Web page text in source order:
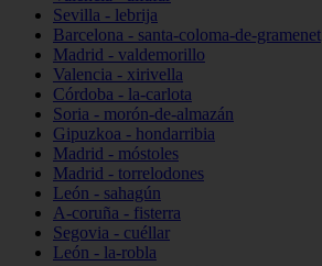
Sevilla - lebrija
Barcelona - santa-coloma-de-gramenet
Madrid - valdemorillo
Valencia - xirivella
Córdoba - la-carlota
Soria - morón-de-almazán
Gipuzkoa - hondarribia
Madrid - móstoles
Madrid - torrelodones
León - sahagún
A-coruña - fisterra
Segovia - cuéllar
León - la-robla